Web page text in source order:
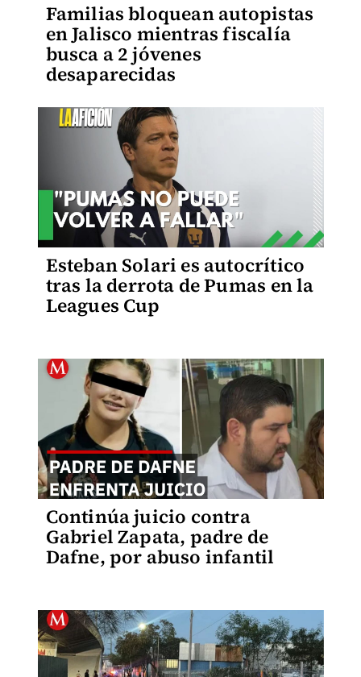
Familias bloquean autopistas
en Jalisco mientras fiscalía
busca a 2 jóvenes
desaparecidas
Esteban Solari es autocrítico
tras la derrota de Pumas en la
Leagues Cup
Continúa juicio contra
Gabriel Zapata, padre de
Dafne, por abuso infantil